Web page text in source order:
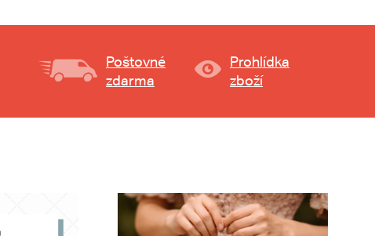
Poštovné
zdarma
Prohlídka
zboží